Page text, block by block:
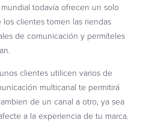
todavía ofrecen un solo
clientes tomen las riendas
de comunicación y permíteles
clientes utilicen varios de
multicanal te permitirá
de un canal a otro, ya sea
a la experiencia de tu marca.